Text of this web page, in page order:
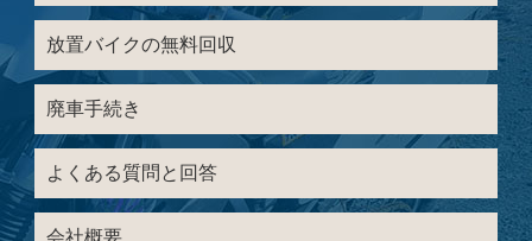
放置バイクの無料回収
廃車手続き
よくある質問と回答
会社概要